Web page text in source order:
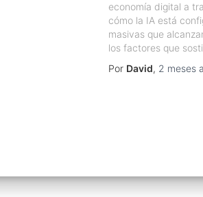
economía digital a
cómo la IA está
masivas que
los factores que
Por David, 2 meses